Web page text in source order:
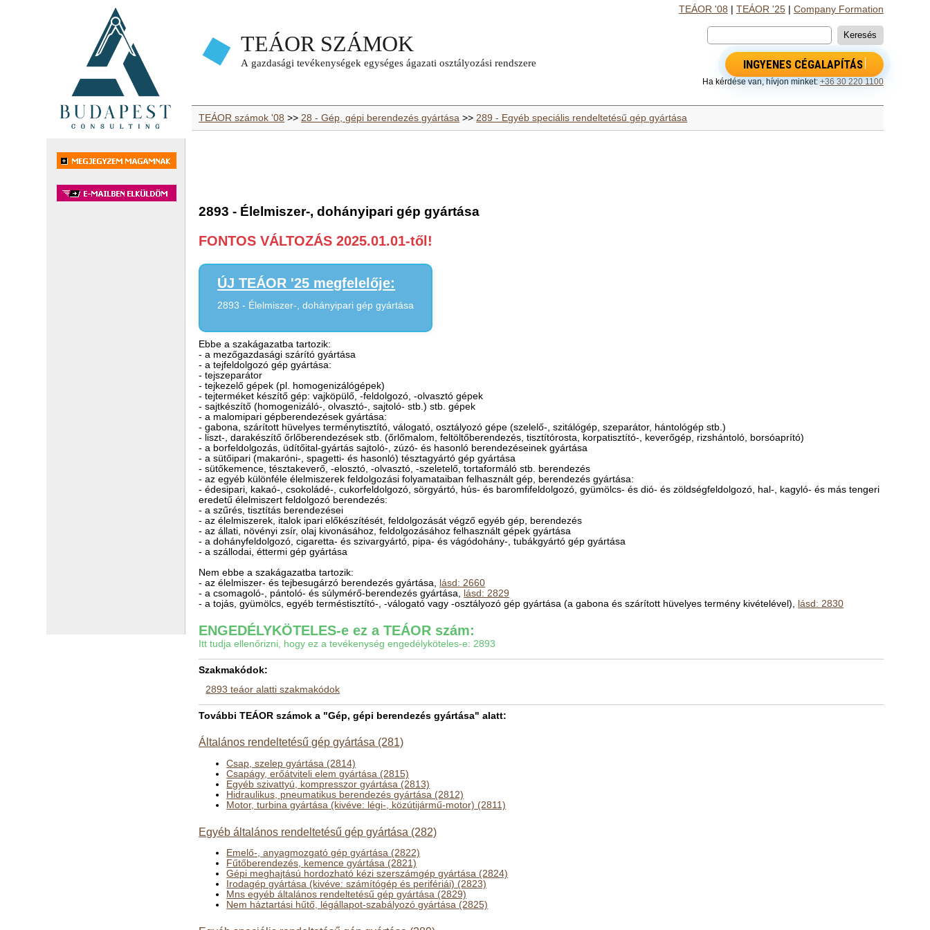
TEÁOR '08 TEÁOR '25| Company Formation
INGYENES CÉGALAPÍTÁS
Ha kérdése van, hívjon minket: +36 30 220 1100
TEÁOR számok '08 >>28 - Gép, gépi berendezés gyártása >>289 - Egyéb speciális rendeltetésű gép gyártása
2893 - Élelmiszer-, dohányipari gép gyártása
FONTOS VÁLTOZÁS 2025.01.01-től!
ÚJ TEÁOR '25 megfelelője:
2893 - Élelmiszer-, dohányipari gép gyártása
Ebbe a szakágazatba tartozik:
- a mezőgazdasági szárító gyártása
- a tejfeldolgozó gép gyártása:
- tejszeparátor
- tejkezelő gépek (pl. homogenizálógépek)
- tejterméket készítő gép: vajköpülő, -feldolgozó, -olvasztó gépek
- sajtkészítő (homogenizáló-, olvasztó-, sajtoló- stb.) stb. gépek
- a malomipari gépberendezések gyártása:
- gabona, szárított hüvelyes terménytisztító, válogató, osztályozó gépe (szelelő-, szitálógép, szeparátor, hántológép stb.)
- liszt-, darakészítő őrlőberendezések stb. (őrlőmalom, feltöltőberendezés, tisztítórosta, korpatisztító-, keverőgép, rizshántoló, borsóaprító)
- a borfeldolgozás, üdítőital-gyártás sajtoló-, zúzó- és hasonló berendezéseinek gyártása
- a sütőipari (makaróni-, spagetti- és hasonló) tésztagyártó gép gyártása
- sütőkemence, tésztakeverő, -elosztó, -olvasztó, -szeletelő, tortaformáló stb. berendezés
- az egyéb különféle élelmiszerek feldolgozási folyamataiban felhasznált gép, berendezés gyártása:
- édesipari, kakaó-, csokoládé-, cukorfeldolgozó, sörgyártó, hús- és baromfifeldolgozó, gyümölcs- és dió- és zöldségfeldolgozó, hal-, kagyló- és más tengeri
eredetű élelmiszert feldolgozó berendezés:
- a szűrés, tisztítás berendezései
- az élelmiszerek, italok ipari előkészítését, feldolgozását végző egyéb gép, berendezés
- az állati, növényi zsír, olaj kivonásához, feldolgozásához felhasznált gépek gyártása
- a dohányfeldolgozó, cigaretta- és szivargyártó, pipa- és vágódohány-, tubákgyártó gép gyártása
- a szállodai, éttermi gép gyártása
Nem ebbe a szakágazatba tartozik:
- az élelmiszer- és tejbesugárzó berendezés gyártása, lásd: 2660
- a csomagoló-, pántoló- és súlymérő-berendezés gyártása, lásd: 2829
- a tojás, gyümölcs, egyéb terméstisztító-, -válogató vagy -osztályozó gép gyártása (a gabona és szárított hüvelyes termény kivételével), lásd: 2830
ENGEDÉLYKÖTELES-e ez a TEÁOR szám:
Itt tudja ellenőrizni, hogy ez a tevékenység engedélyköteles-e: 2893
Szakmakódok:
2893 teáor alatti szakmakódok
További TEÁOR számok a "Gép, gépi berendezés gyártása" alatt:
Általános rendeltetésű gép gyártása (281)
Csap, szelep gyártása (2814)
Csapágy, erőátviteli elem gyártása (2815)
Egyéb szivattyú, kompresszor gyártása (2813)
Hidraulikus, pneumatikus berendezés gyártása (2812)
Motor, turbina gyártása (kivéve: légi-, közútijármű-motor) (2811)
Egyéb általános rendeltetésű gép gyártása (282)
Emelő-, anyagmozgató gép gyártása (2822)
Fűtőberendezés, kemence gyártása (2821)
Gépi meghajtású hordozható kézi szerszámgép gyártása (2824)
Irodagép gyártása (kivéve: számítógép és perifériái) (2823)
Mns egyéb általános rendeltetésű gép gyártása (2829)
Nem háztartási hűtő, légállapot-szabályozó gyártása (2825)